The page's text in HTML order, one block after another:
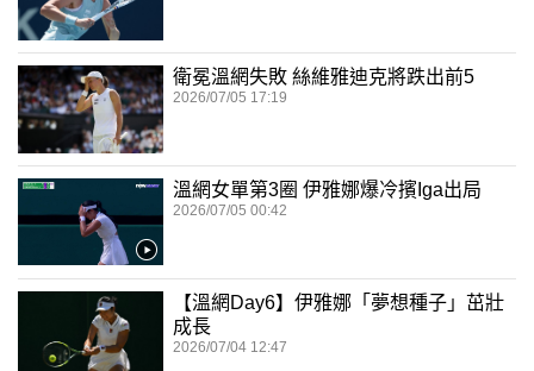
衛冕溫網失敗 絲維雅迪克將跌出前5
2026/07/05 17:19
溫網女單第3圈 伊雅娜爆冷擯Iga出局
2026/07/05 00:42
【溫網Day6】伊雅娜「夢想種子」茁壯
成長
2026/07/04 12:47